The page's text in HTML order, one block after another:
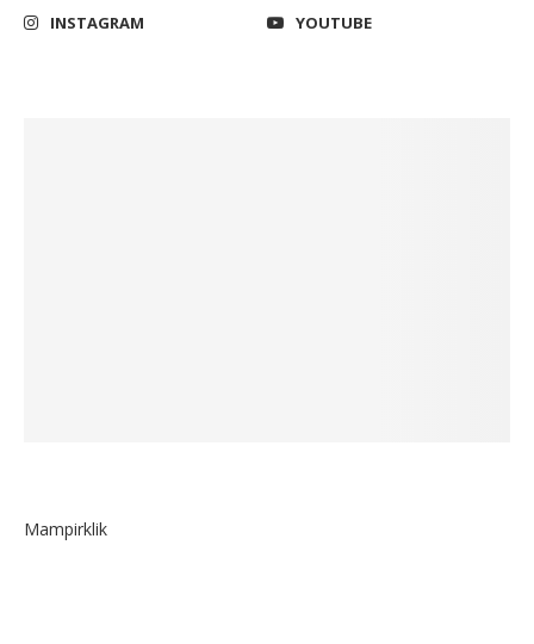
INSTAGRAM
YOUTUBE
Mampirklik